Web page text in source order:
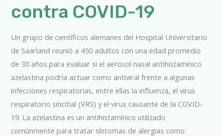
contra COVID-19
Un grupo de científicos alemanes del Hospital Universitario
de Saarland reunió a 450 adultos con una edad promedio
de 30 años para evaluar si el aerosol nasal antihistamínico
azelastina podría actuar como antiviral frente a algunas
infecciones respiratorias, entre ellas la influenza, el virus
respiratorio sincitial (VRS) y el virus causante de la COVID-
19. La azelastina es un antihistamínico utilizado
comúnmente para tratar síntomas de alergias como
libre
eficacia
contra
COVID-
19